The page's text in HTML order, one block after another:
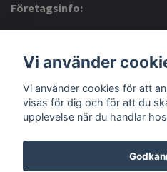
Företagsinfo:
Sociala medier
Vi använder
Vi använder cookies för att
visas för dig och för att du
upplevelse när du handlar